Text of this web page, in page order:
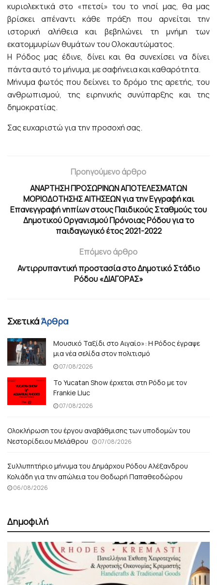
κυριολεκτικά στο «πετσί» του το νησί μας, θα μας
βρίσκει απέναντι κάθε πράξη που αρνείται την
ιστορική αλήθεια και βεβηλώνει τη μνήμη των
εκατομμυρίων θυμάτων του Ολοκαυτώματος.
Η Ρόδος μας έδινε, δίνει και θα συνεχίσει να δίνει
πάντα αυτό το μήνυμα, με σαφήνεια και καθαρότητα.
Μήνυμα φωτός που δείχνει το δρόμο της αρετής, του
ανθρωπισμού, της ειρηνικής συνύπαρξης και της
δημοκρατίας.
Σας ευχαριστώ για την προσοχή σας.
Προηγούμενο άρθρο
ΑΝΑΡΤΗΣΗ ΠΡΟΣΩΡΙΝΩΝ ΑΠΟΤΕΛΕΣΜΑΤΩΝ
ΜΟΡΙΟΔΟΤΗΣΗΣ ΑΙΤΗΣΕΩΝ για την Εγγραφή και
Επανεγγραφή νηπίων στους Παιδικούς Σταθμούς του
Δημοτικού Οργανισμού Πρόνοιας Ρόδου για το
παιδαγωγικό έτος 2021-2022
Επόμενο άρθρο
Αντιρρυπαντική προστασία στο Δημοτικό Στάδιο
Ρόδου «ΔΙΑΓΟΡΑΣ»
ΣχετικάΆρθρα
Μουσικό Ταξίδι στο Αιγαίο»: Η Ρόδος έγραψε
μια νέα σελίδα στον πολιτισμό
07/08/2026
Το Yucatan Show έρχεται στη Ρόδο με τον
Frankie Lluc
07/08/2026
Ολοκλήρωση του έργου αναβάθμισης των υποδομών του
Νεστορίδειου Μελάθρου
07/08/2026
Συλλυπητήριο μήνυμα του Δημάρχου Ρόδου Αλέξανδρου
Κολιάδη για την απώλεια του Θοδωρή Παπαθεοδώρου
06/08/2026
Δημοφιλή